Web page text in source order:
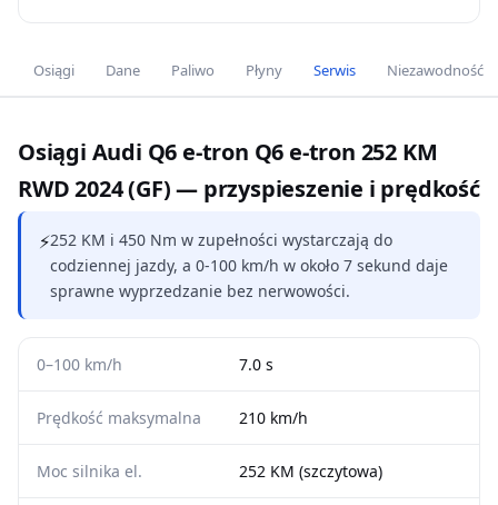
Osiągi Dane Paliwo Płyny Serwis Niezawodność
Osiągi Audi Q6 e-tron Q6 e-tron 252 KM
RWD 2024 (GF) — przyspieszenie i prędkość
⚡252 KM i 450 Nm w zupełności wystarczają do
codziennej jazdy, a 0-100 km/h w około 7 sekund daje
sprawne wyprzedzanie bez nerwowości.
0–100 km/h 7.0 s
Prędkość maksymalna 210 km/h
Moc silnika el. 252 KM (szczytowa)